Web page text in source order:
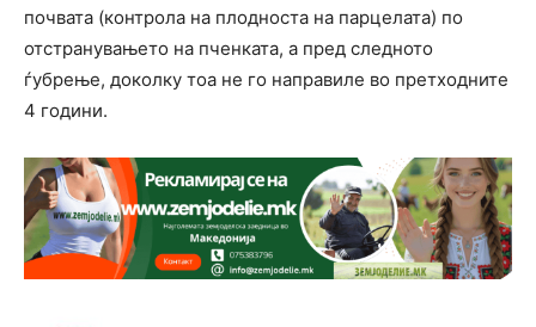
почвата (контрола на плодноста на парцелата) по
отстранувањето на пченката, а пред следното
ѓубрење, доколку тоа не го направиле во претходните
4 години.